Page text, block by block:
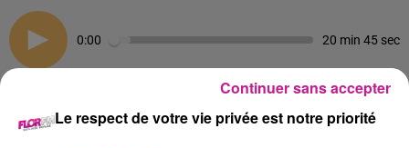
0:00 20 min 45 sec
19 janvier 2024 - 20 min 45 sec
Le respect de votre vie privée est notre priorité
Continuer sans accepter